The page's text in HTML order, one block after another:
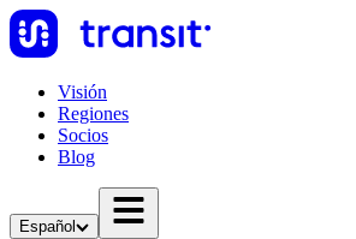
Visión
Regiones
Socios
Blog
Español